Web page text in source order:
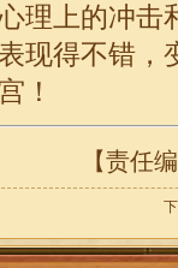
理上的冲击
现得不错，
！
【责任